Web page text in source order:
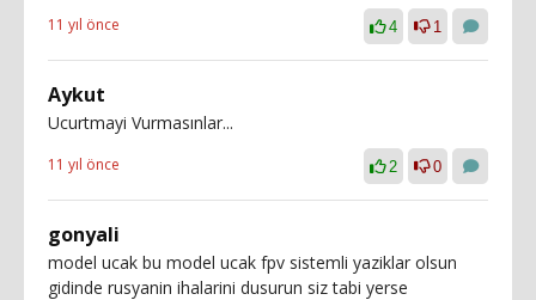
11 yıl önce 4 1
Aykut
Ucurtmayi Vurmasınlar...
11 yıl önce 2 0
gonyali
model ucak bu model ucak fpv sistemli yaziklar olsun
gidinde rusyanin ihalarini dusurun siz tabi yerse